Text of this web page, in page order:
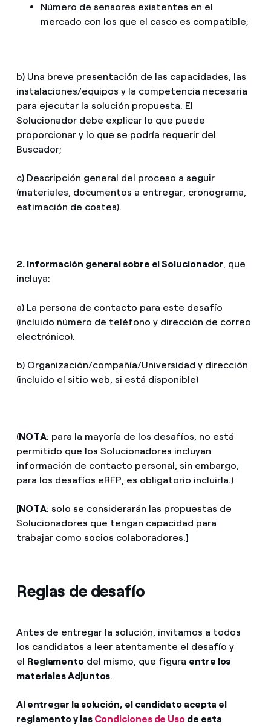
Número de sensores existentes en el
mercado con los que el casco es compatible;
b) Una breve presentación de las capacidades, las
instalaciones/equipos y la competencia necesaria
para ejecutar la solución propuesta. El
Solucionador debe explicar lo que puede
proporcionar y lo que se podría requerir del
Buscador;
c) Descripción general del proceso a seguir
(materiales, documentos a entregar, cronograma,
estimación de costes).
2. Información general sobre el Solucionador, que
incluya:
a) La persona de contacto para este desafío
(incluido número de teléfono y dirección de correo
electrónico).
b) Organización/compañía/Universidad y dirección
(incluido el sitio web, si está disponible)
(NOTA: para la mayoría de los desafíos, no está
permitido que los Solucionadores incluyan
información de contacto personal, sin embargo,
para los desafíos eRFP, es obligatorio incluirla.)
[NOTA: solo se considerarán las propuestas de
Solucionadores que tengan capacidad para
trabajar como socios colaboradores.]
Reglas de desafío
Antes de entregar la solución, invitamos a todos
los candidatos a leer atentamente el desafío y
el Reglamento del mismo, que figura entre los
materiales Adjuntos.
Al entregar la solución, el candidato acepta el
reglamento y las Condiciones de Uso de esta